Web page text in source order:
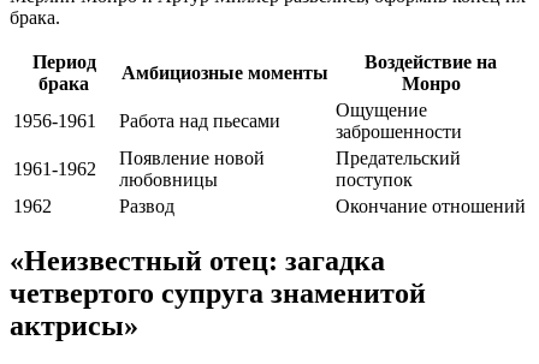
брака.
Период
брака
Амбициозные моменты
Воздействие на
Монро
1956-1961
Работа над пьесами
Ощущение
заброшенности
1961-1962
Появление новой
любовницы
Предательский
поступок
1962
Развод Окончание отношений
«Неизвестный отец: загадка
четвертого супруга знаменитой
актрисы»